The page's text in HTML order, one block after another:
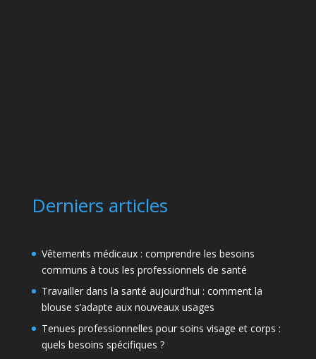
Derniers articles
Vêtements médicaux : comprendre les besoins
communs à tous les professionnels de santé
Travailler dans la santé aujourd’hui : comment la
blouse s’adapte aux nouveaux usages
Tenues professionnelles pour soins visage et corps :
quels besoins spécifiques ?